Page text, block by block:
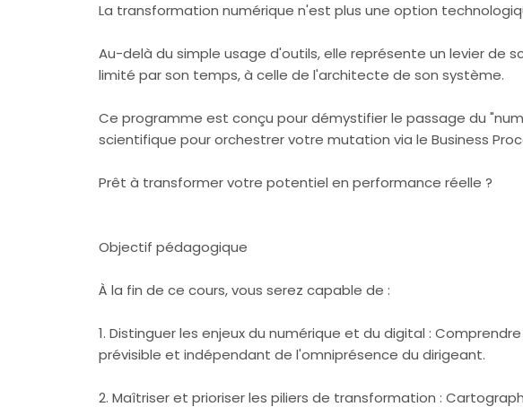
La transformation numérique n'est plus une option
Au-delà du simple usage d'outils, elle représente un levier
limité par son temps, à celle de l'architecte de son système.
Ce programme est conçu pour démystifier le passage du
scientifique pour orchestrer votre mutation via le Business
Prêt à transformer votre potentiel en performance réelle ?
Objectif pédagogique
À la fin de ce cours, vous serez capable de :
1. Distinguer les enjeux du numérique et du digital :
prévisible et indépendant de l'omniprésence du dirigeant.
2. Maîtriser et prioriser les piliers de transformation :